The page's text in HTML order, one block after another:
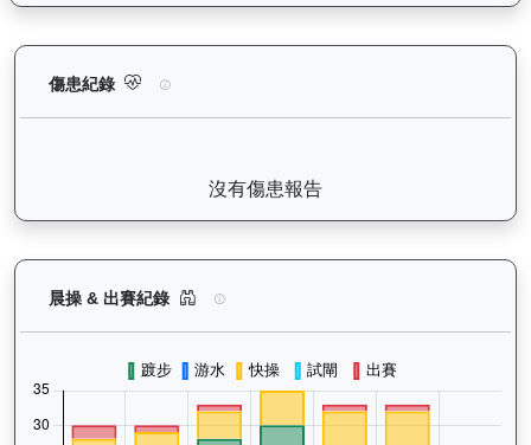
傷患紀錄 萬里鵬躍（L009）— 傷患紀錄：查看馬匹完整
沒有傷患報告
晨操 & 出賽紀錄 萬里鵬躍（L009）— 晨操及出賽紀錄圖